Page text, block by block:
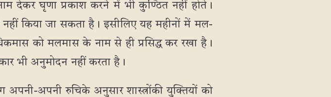
देकर घृणा प्रकाश करने में भी कुण्ठित नहीं होते।
किया जा सकता है। इसीलिए यह महीनों में मल-
को मलमास के नाम से ही प्रसिद्ध कर रखा है।
भी अनुमोदन नहीं करता है।
अपनी-अपनी रुचिके अनुसार शास्त्रोंकी युक्तियों को